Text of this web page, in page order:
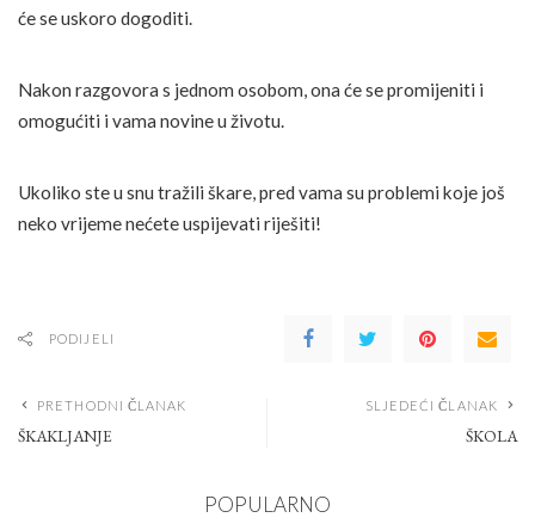
će se uskoro dogoditi.
Nakon razgovora s jednom osobom, ona će se promijeniti i
omogućiti i vama novine u životu.
Ukoliko ste u snu tražili škare, pred vama su problemi koje još
neko vrijeme nećete uspijevati riješiti!
PODIJELI
PRETHODNI ČLANAK
ŠKAKLJANJE
SLJEDEĆI ČLANAK
ŠKOLA
POPULARNO